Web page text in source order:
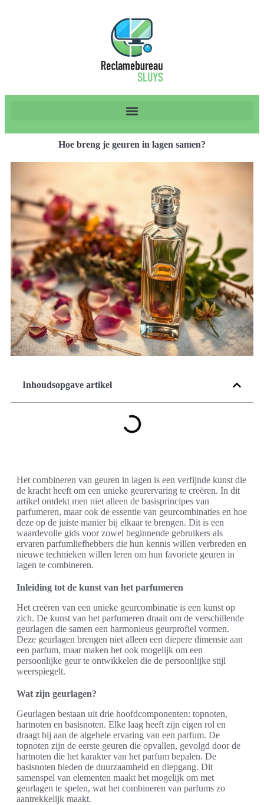
Hoe breng je geuren in lagen samen?
Inhoudsopgave artikel
Het combineren van geuren in lagen is een verfijnde kunst die
de kracht heeft om een unieke geurervaring te creëren. In dit
artikel ontdekt men niet alleen de basisprincipes van
parfumeren, maar ook de essentie van geurcombinaties en hoe
deze op de juiste manier bij elkaar te brengen. Dit is een
waardevolle gids voor zowel beginnende gebruikers als
ervaren parfumliefhebbers die hun kennis willen verbreden en
nieuwe technieken willen leren om hun favoriete geuren in
lagen te combineren.
Inleiding tot de kunst van het parfumeren
Het creëren van een unieke geurcombinatie is een kunst op
zich. De kunst van het parfumeren draait om de verschillende
geurlagen die samen een harmonieus geurprofiel vormen.
Deze geurlagen brengen niet alleen een diepere dimensie aan
een parfum, maar maken het ook mogelijk om een
persoonlijke geur te ontwikkelen die de persoonlijke stijl
weerspiegelt.
Wat zijn geurlagen?
Geurlagen bestaan uit drie hoofdcomponenten: topnoten,
hartnoten en basisnoten. Elke laag heeft zijn eigen rol en
draagt bij aan de algehele ervaring van een parfum. De
topnoten zijn de eerste geuren die opvallen, gevolgd door de
hartnoten die het karakter van het parfum bepalen. De
basisnoten bieden de duurzaamheid en diepgang. Dit
samenspel van elementen maakt het mogelijk om met
geurlagen te spelen, wat het combineren van parfums zo
aantrekkelijk maakt.